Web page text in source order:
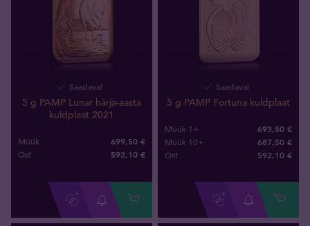
Saadaval
5 g PAMP Lunar härja-aasta
kuldplaat 2021
Müük 699,50 €
Ost 592,10 €
Saadaval
5 g PAMP Fortuna kuldplaat
Müük 1+ 693,50 €
Müük 10+ 687,50 €
Ost 592,10 €